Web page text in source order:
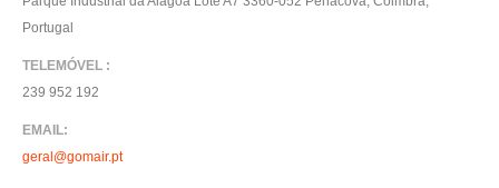
Portugal
TELEMÓVEL :
239 952 192
EMAIL:
geral@gomair.pt